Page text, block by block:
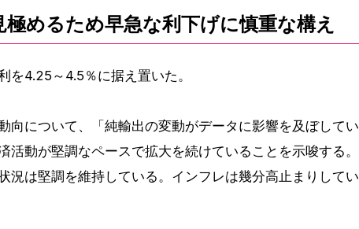
極めるため早急な利下げに慎重な構え
を4.25～4.5％に据え置いた。
向について、「純輸出の変動がデータに影響を及ぼしてい
活動が堅調なペースで拡大を続けていることを示唆する。
況は堅調を維持している。インフレは幾分高止まりしてい